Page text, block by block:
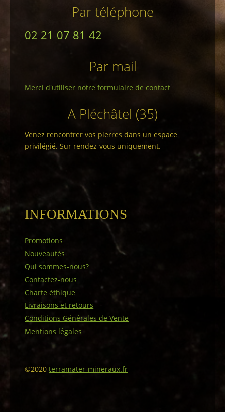
Par téléphone
02 21 07 81 42
Par mail
Merci d'utiliser notre formulaire de contact
A Pléchâtel (35)
Venez rencontrer vos pierres dans un espace
privilégié. Sur rendez-vous uniquement.
INFORMATIONS
Promotions
Nouveautés
Qui sommes-nous?
Contactez-nous
Charte éthique
Livraisons et retours
Conditions Générales de Vente
Mentions légales
©2020terramater-mineraux.fr